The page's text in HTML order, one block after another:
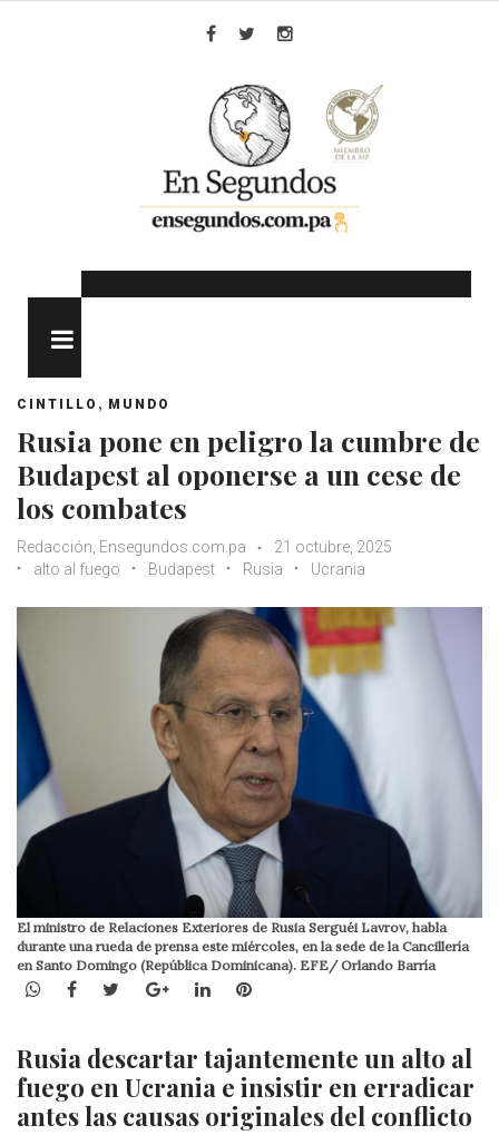
CINTILLO , MUNDO
Rusia pone en peligro la cumbre de
Budapest al oponerse a un cese de
los combates
Redacción, Ensegundos.com.pa
21 octubre, 2025
alto al fuego
Budapest Rusia Ucrania
El ministro de Relaciones Exteriores de Rusia Serguéi Lavrov, habla
durante una rueda de prensa este miércoles, en la sede de la Cancillería
en Santo Domingo (República Dominicana). EFE/ Orlando Barría
WhatsApp
Facebook
TwitterGoogle+LinkedInPinterest
Rusia descartar tajantemente un alto al
fuego en Ucrania e insistir en erradicar
antes las causas originales del conflicto